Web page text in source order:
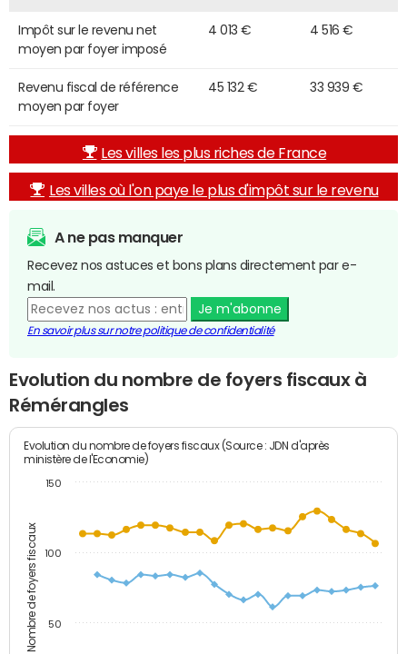
Impôt sur le revenu net
moyen par foyer imposé
4 013 € 4 516 €
Revenu fiscal de référence
moyen par foyer
45 132 € 33 939 €
Les villes les plus riches de France
Les villes où l'on paye le plus d'impôt sur le revenu
A ne pas manquer
Recevez nos astuces et bons plans directement par e-
mail.
Je m'abonne
En savoir plus sur notre politique de confidentialité
Evolution du nombre de foyers fiscaux à
Rémérangles
Nombre de foyers fiscaux
Evolution du nombre de foyers fiscaux (Source : JDN d'après
ministère de l'Economie)
50
100
150